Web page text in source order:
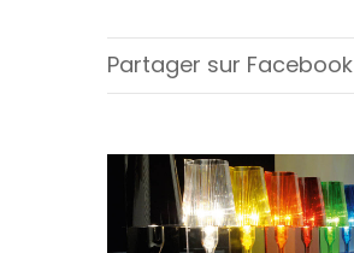
Partager sur Facebook